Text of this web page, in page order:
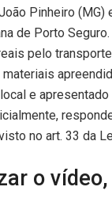
Pinheiro (MG)
de Porto
pelo
e apresentado
no art. 33 da
o vídeo,